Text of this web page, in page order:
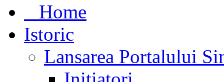
Home
Istoric
Lansarea Portalului